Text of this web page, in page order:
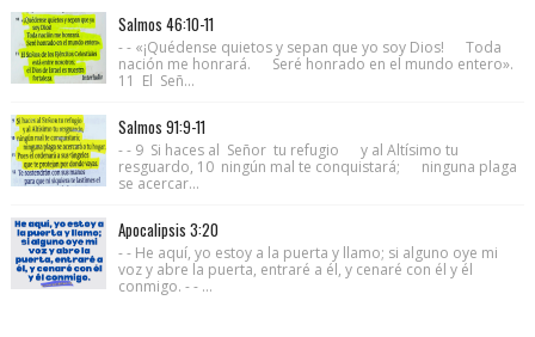
Salmos 46:10-11
- - «¡Quédense quietos y sepan que yo soy Dios! Toda
nación me honrará. Seré honrado en el mundo entero».
11 El Señ...
Salmos 91:9-11
- - 9 Si haces al Señor tu refugio y al Altísimo tu
resguardo, 10 ningún mal te conquistará; ninguna plaga
se acercar...
Apocalipsis 3:20
- - He aquí, yo estoy a la puerta y llamo; si alguno oye mi
voz y abre la puerta, entraré a él, y cenaré con él y él
conmigo. - - ...